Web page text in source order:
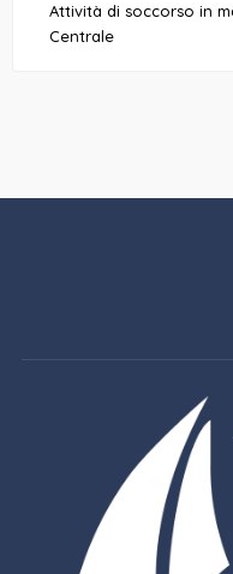
Attività di soccorso in
Centrale